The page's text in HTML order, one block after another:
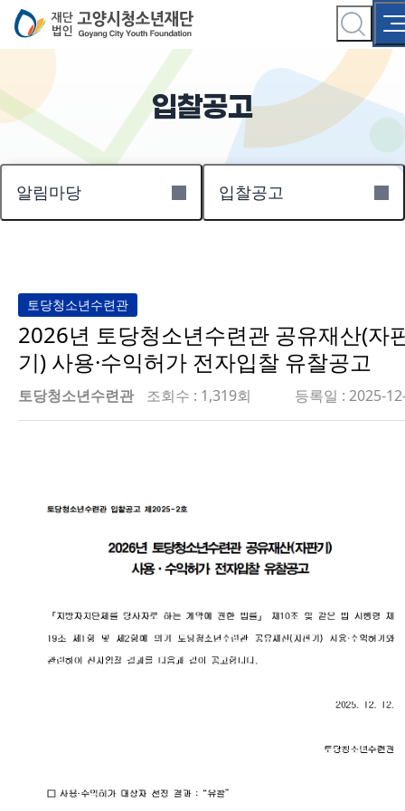
입찰공고
알림마당 입찰공고
토당청소년수련관
2026년 토당청소년수련관 공유재산(자
기) 사용·수익허가 전자입찰 유찰공고
토당청소년수련관 조회수 : 1,319회 등록일 : 2025-